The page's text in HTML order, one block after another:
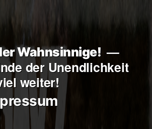
Wahnsinnige!
der Unendlichkeit
weiter!